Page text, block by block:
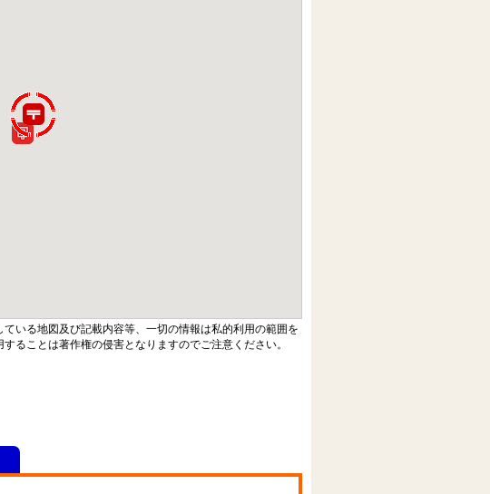
ている地図及び記載内容等、一切の情報は私的利用の範囲を
ることは著作権の侵害となりますのでご注意ください。